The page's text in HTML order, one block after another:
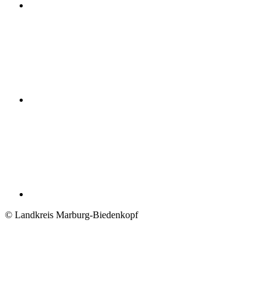
© Landkreis Marburg-Biedenkopf